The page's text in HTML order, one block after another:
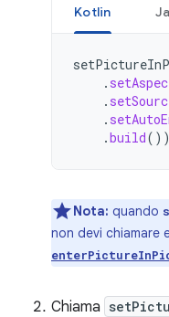
Kotlin
.
.
.
.build())
Nota: quando
non devi chiamare
Chiama